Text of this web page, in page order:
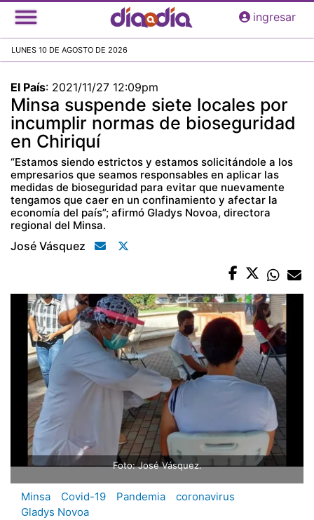
Pasar
al
principal
ingresar
LUNES 10 DE AGOSTO DE 2026
El País: 2021/11/27 12:09pm
Minsa suspende siete locales por
incumplir normas de bioseguridad
en Chiriquí
“Estamos siendo estrictos y estamos solicitándole a los
empresarios que seamos responsables en aplicar las
medidas de bioseguridad para evitar que nuevamente
tengamos que caer en un confinamiento y afectar la
economía del país”; afirmó Gladys Novoa, directora
regional del Minsa.
José Vásquez
Foto: José Vásquez.
Minsa Covid-19 Pandemia
coronavirus
Gladys Novoa